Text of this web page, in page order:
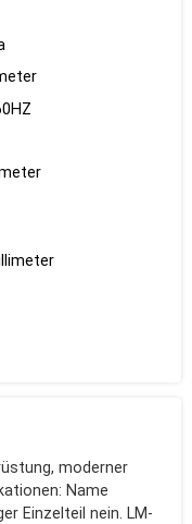
moderner
Name
Einzelteil nein. LM-